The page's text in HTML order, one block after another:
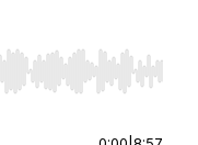
Home/End to jump to